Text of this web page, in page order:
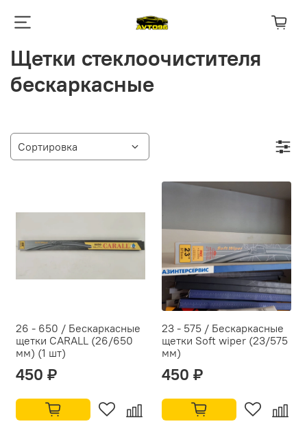
Щетки стеклоочистителя
бескаркасные
26 - 650 / Бескаркасные
щетки CARALL (26/650
мм) (1 шт)
450 ₽
23 - 575 / Бескаркасные
щетки Soft wiper (23/575
мм)
450 ₽